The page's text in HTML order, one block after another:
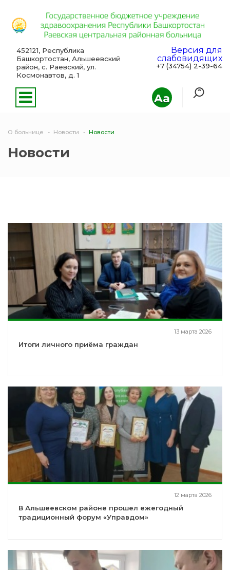
Aa
452121, Республика
Башкортостан, Альшеевский
район, с. Раевский, ул.
Космонавтов, д. 1
Версия для
слабовидящих
+7 (34754) 2-39-64
О больнице Новости Новости
Новости
13 марта 2026
Итоги личного приёма граждан
12 марта 2026
В Альшеевском районе прошел ежегодный
традиционный форум «Управдом»